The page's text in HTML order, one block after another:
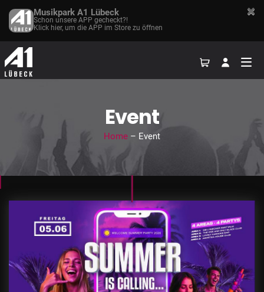
Event
Home – Event
Musikpark A1 Lübeck
Schon unsere APP gecheckt?!
Klick hier, um die APP im Store zu öffnen